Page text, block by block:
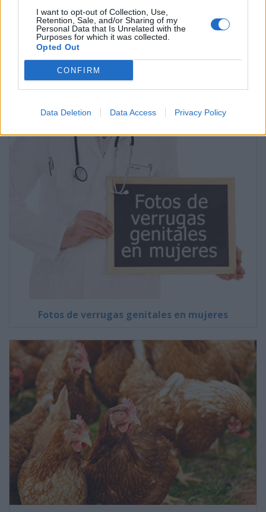
I want to opt-out of Collection, Use,
Retention, Sale, and/or Sharing of my
Personal Data that Is Unrelated with the
Purposes for which it was collected.
Opted Out
CONFIRM
Data Deletion Data Access Privacy Policy
¿Qué es la melatonina?
Fotos de verrugas genitales en mujeres